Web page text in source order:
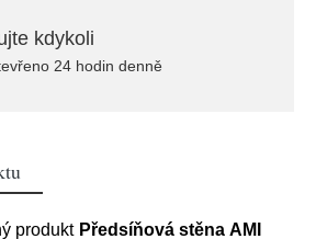
kdykoli
24 hodin denně
produkt Předsíňová stěna AMI